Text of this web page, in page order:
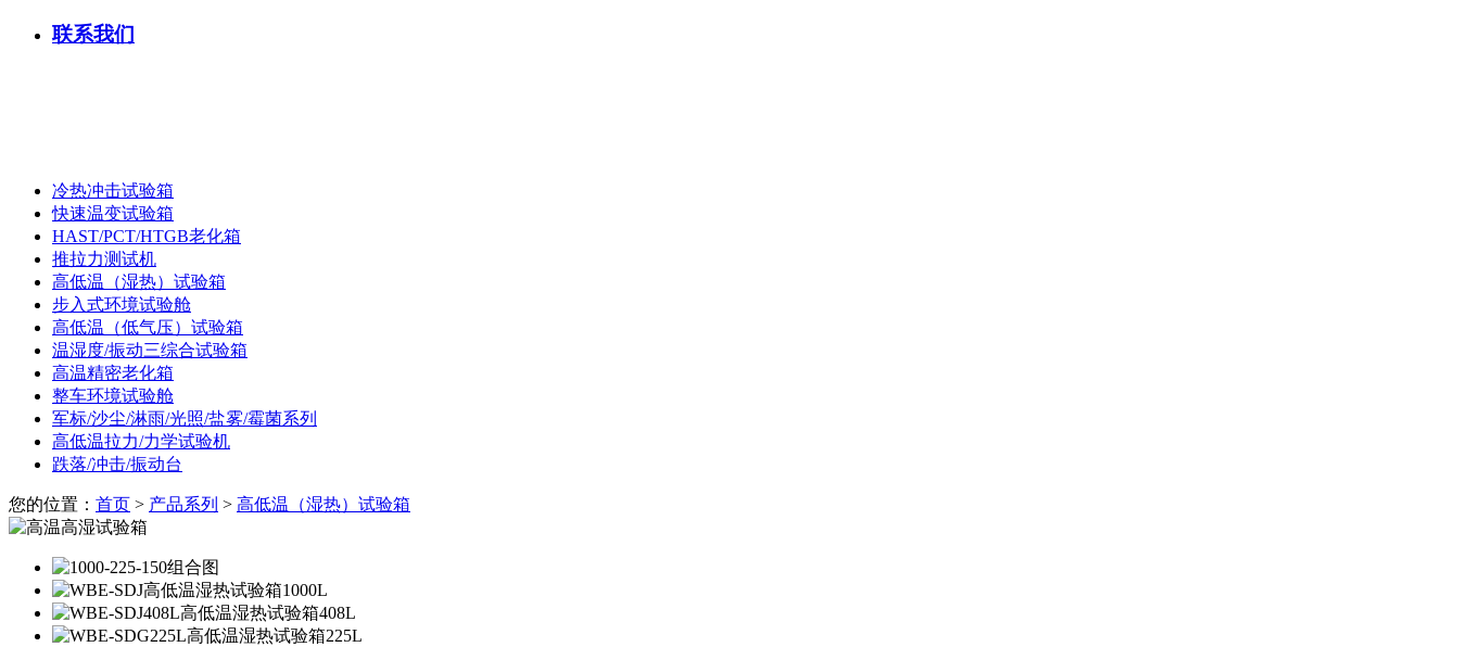
联系我们
冷热冲击试验箱
快速温变试验箱
HAST/PCT/HTGB老化箱
推拉力测试机
高低温（湿热）试验箱
步入式环境试验舱
高低温（低气压）试验箱
温湿度/振动三综合试验箱
高温精密老化箱
整车环境试验舱
军标/沙尘/淋雨/光照/盐雾/霉菌系列
高低温拉力/力学试验机
跌落/冲击/振动台
您的位置： 首页 > 产品系列 > 高低温（湿热）试验箱